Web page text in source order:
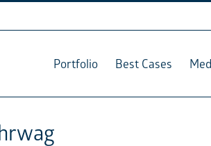
Portfolio Best Cases